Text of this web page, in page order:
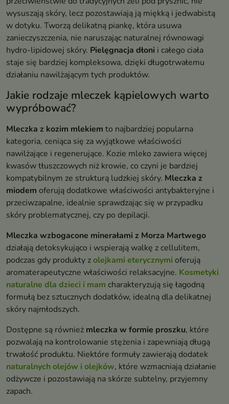
wysuszają skóry, lecz pozostawiają ją miękką i jedwabistą
w dotyku. Tworzą delikatną piankę, która usuwa
zanieczyszczenia, nie naruszając naturalnej równowagi
hydro-lipidowej skóry. Pielęgnacja dłoni i całego ciała
staje się bardziej kompleksowa, dzięki długotrwałemu
działaniu nawilżającym tych produktów.
Jakie rodzaje mleczek kąpielowych warto
wypróbować?
Mleczka z kozim mlekiem to najbardziej popularna
kategoria, ceniąca się za wyjątkowe właściwości
nawilżające i regenerujące. Kozie mleko zawiera więcej
kwasów tłuszczowych niż krowie, co czyni je bardziej
kompatybilnym ze strukturą ludzkiej skóry. Mleczka z
miodem oferują dodatkowe właściwości antybakteryjne i
przeciwzapalne, idealnie sprawdzając się w przypadku
skóry problematycznej, czy po depilacji.
Mleczka wzbogacone minerałami z Morza Martwego
działają detoksykująco i wspierają walkę z cellulitem,
podczas gdy produkty zolejkami eterycznymi oferują
aromaterapeutyczne właściwości relaksacyjne. Kosmetyki
naturalne dla dzieci i mam charakteryzują się łagodną
formułą bez sztucznych dodatków, idealną dla delikatnej
skóry najmłodszych.
Dostępne są również mleczka w formie proszku, które
pozwalają na kontrolowanie stężenia i zapewniają długą
trwałość produktu. Niektóre formuły zawierają dodatek
naturalnych olejów i olejków, które wzmacniają działanie
odżywcze i pozostawiają na skórze subtelny, przyjemny
zapach.